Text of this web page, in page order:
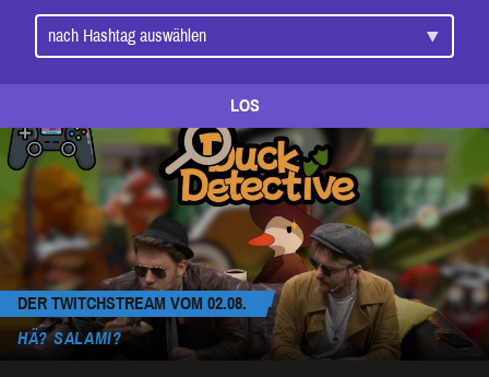
LOS
DER TWITCHSTREAM VOM 02.08.
HÄ? SALAMI?